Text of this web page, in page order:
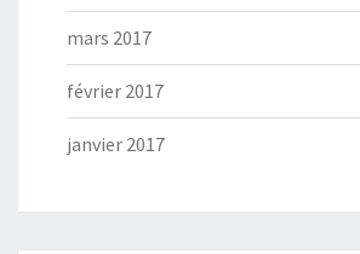
mars 2017
février 2017
janvier 2017